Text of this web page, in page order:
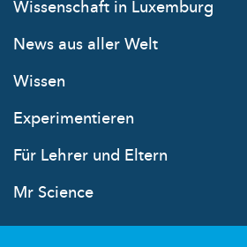
Wissenschaft in Luxemburg
News aus aller Welt
Wissen
Experimentieren
Für Lehrer und Eltern
Mr Science